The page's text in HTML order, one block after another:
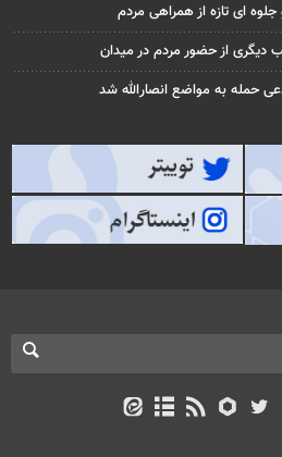
ای تازه از همراهی مردم
حمله به مواضع انصارالله شد